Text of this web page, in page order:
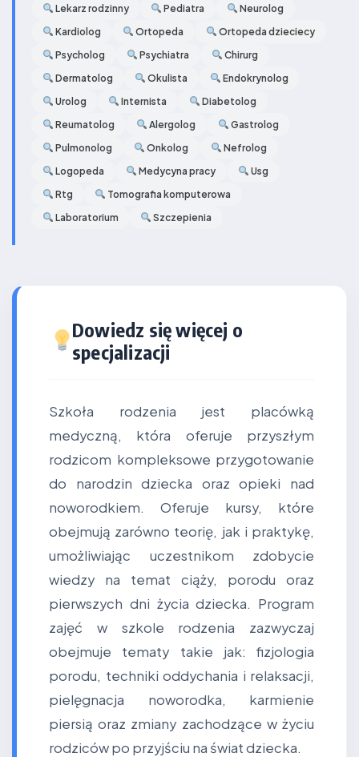
Lekarz rodzinny
Pediatra
Neurolog
Kardiolog
Ortopeda
Ortopeda dzieciecy
Psycholog
Psychiatra
Chirurg
Dermatolog
Okulista
Endokrynolog
Urolog
Internista
Diabetolog
Reumatolog
Alergolog
Gastrolog
Pulmonolog
Onkolog
Nefrolog
Logopeda
Medycyna pracy
Usg
Rtg
Tomografia komputerowa
Laboratorium
Szczepienia
Dowiedz się więcej o
specjalizacji
Szkoła rodzenia jest placówką
medyczną, która oferuje przyszłym
rodzicom kompleksowe przygotowanie
do narodzin dziecka oraz opieki nad
noworodkiem. Oferuje kursy, które
obejmują zarówno teorię, jak i praktykę,
umożliwiając uczestnikom zdobycie
wiedzy na temat ciąży, porodu oraz
pierwszych dni życia dziecka. Program
zajęć w szkole rodzenia zazwyczaj
obejmuje tematy takie jak: fizjologia
porodu, techniki oddychania i relaksacji,
pielęgnacja noworodka, karmienie
piersią oraz zmiany zachodzące w życiu
rodziców po przyjściu na świat dziecka.